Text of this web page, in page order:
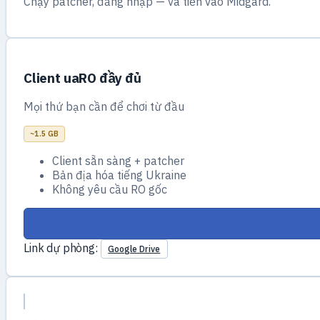
Client uaRO đầy đủ
Mọi thứ bạn cần để chơi từ đầu
~1.5 GB
Client sẵn sàng + patcher
Bản địa hóa tiếng Ukraine
Không yêu cầu RO gốc
Link dự phòng:
Google Drive